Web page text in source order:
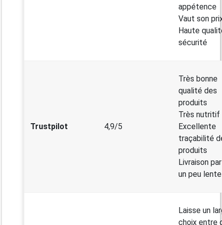
appétence
Vaut son
Haute
sécurité
Trustpilot 4,9/5
Très bonne
qualité des
produits
Très nutritif
Excellente
traçabilité
produits
Livraison
un peu lente
Laisse un
choix entre